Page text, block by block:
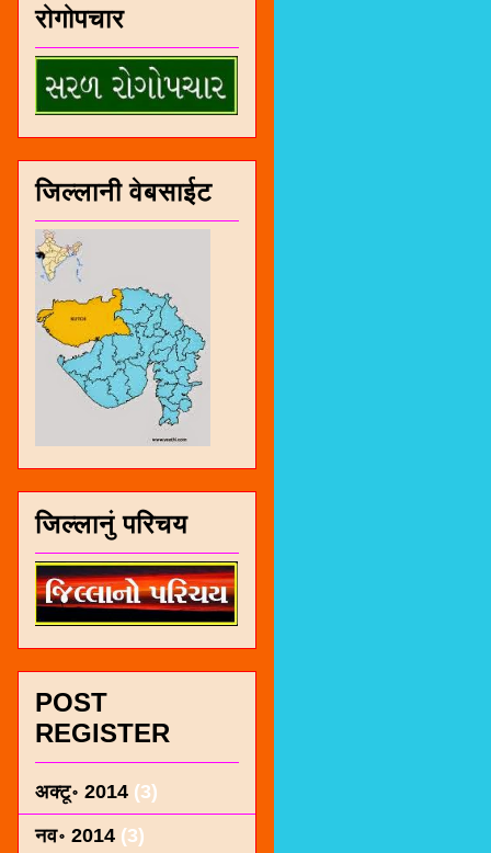
रोगोपचार
जिल्लानी वेबसाईट
जिल्लानुं परिचय
POST
REGISTER
अक्टू॰ 2014 (3)
नव॰ 2014 (3)